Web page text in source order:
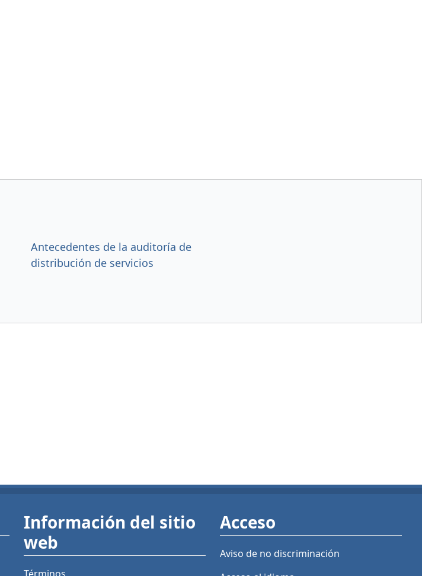
Antecedentes de la auditoría de
distribución de servicios
Información del sitio
web
Acceso
Aviso de no discriminación